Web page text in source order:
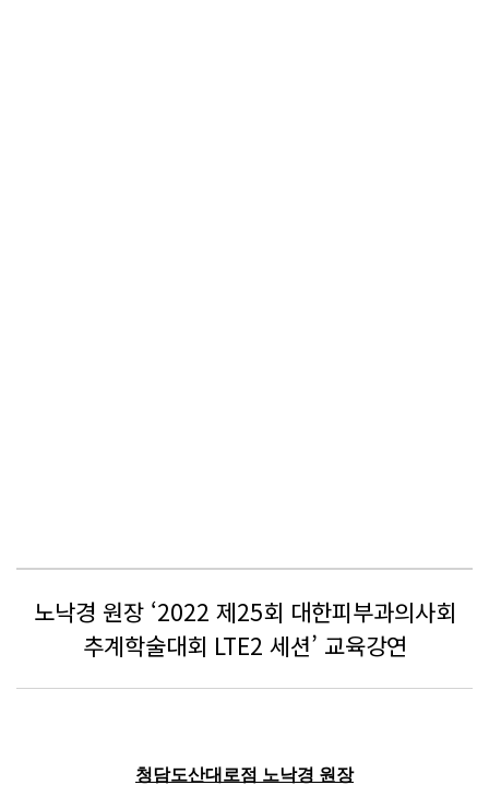
노낙경 원장 ‘2022 제25회 대한피부과의사회
추계학술대회 LTE2 세션’ 교육강연
청담도산대로점 노낙경 원장